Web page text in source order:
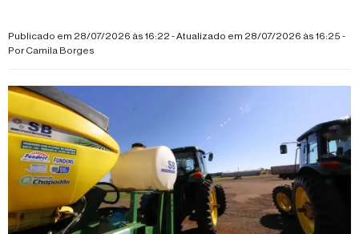
Publicado em 28/07/2026 às 16:22 - Atualizado em 28/07/2026 às 16:25 -
PorCamila Borges